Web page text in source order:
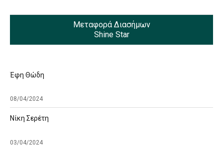
Μεταφορά Διασήμων
Shine Star
Έφη Θώδη
08/04/2024
Νίκη Σερέτη
03/04/2024